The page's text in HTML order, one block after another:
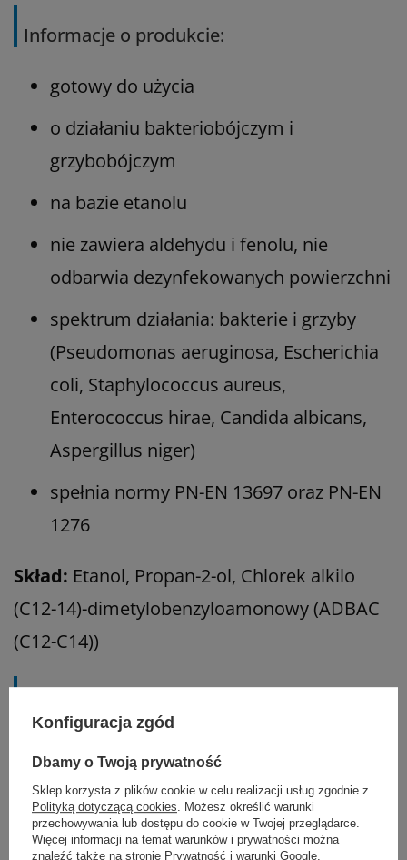
Informacje o produkcie:
gotowy do użycia
o działaniu bakteriobójczym i
grzybobójczym
na bazie etanolu
nie zawiera aldehydu i fenolu, nie
odbarwia dezynfekowanych powierzchni
spektrum działania: bakterie i grzyby
(Pseudomonas aeruginosa, Escherichia
coli, Staphylococcus aureus,
Enterococcus hirae, Candida albicans,
Aspergillus niger)
spełnia normy PN-EN 13697 oraz PN-EN
1276
Skład: Etanol, Propan-2-ol, Chlorek alkilo
(C12-14)-dimetylobenzyloamonowy (ADBAC
(C12-C14))
Do szybkiej dezynfekcji:
nieporowatych powierzchni
sprzętu medycznego, aparatury
Konfiguracja zgód
Dbamy o Twoją prywatność
Sklep korzysta z plików cookie w celu realizacji usług zgodnie z
Polityką dotyczącą cookies. Możesz określić warunki
przechowywania lub dostępu do cookie w Twojej przeglądarce.
Więcej informacji na temat warunków i prywatności można
znaleźć także na stronie Prywatność i warunki Google.